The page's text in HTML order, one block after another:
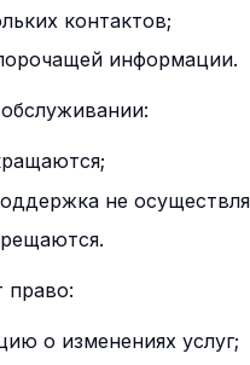
контактов;
информации.
не
право:
о изменениях услуг;